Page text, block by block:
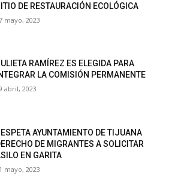
DE RESTAURACIÓN ECOLÓGICA
mayo, 2023
RAMÍREZ ES ELEGIDA PARA
LA COMISIÓN PERMANENTE
abril, 2023
AYUNTAMIENTO DE TIJUANA
DE MIGRANTES A SOLICITAR
EN GARITA
mayo, 2023